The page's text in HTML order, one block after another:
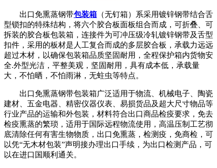
出口免熏蒸钢带包装箱 （无钉箱）系采用镀锌钢带结合舌
型锁扣的特殊结构，将六个胶合板面板组合而成，可折叠、可
拆装的胶合板包装箱，连接件为可冲压级冷轧镀锌钢带及舌型
扣件，采用的板材是人工复合而成的多层胶合板，承载力远远
超过木材，以确保包装箱品质坚固耐用，全程保护箱内货物安
全.外型光洁，平整美观，坚固耐用，具有成本低，承载量
大，不怕晒，不怕雨淋，无蛀虫等特点。
出口免熏蒸钢带包装箱广泛适用于物流、机械电子、陶瓷
建材、五金电器、精密仪器仪表、易损货品及超大尺寸物品等
行业产品的运输和外包装，材料符合出口商品检疫要求，免去
检疫熏蒸的繁琐，适用于国际远程物流使用，高温压制工艺彻
底清除任何有害生物物质，出口免熏蒸，检测疫，免商检，可
以凭“无木材包装”声明接办理出口手续，为出口检测产品，可
以在进口国顺利通关。